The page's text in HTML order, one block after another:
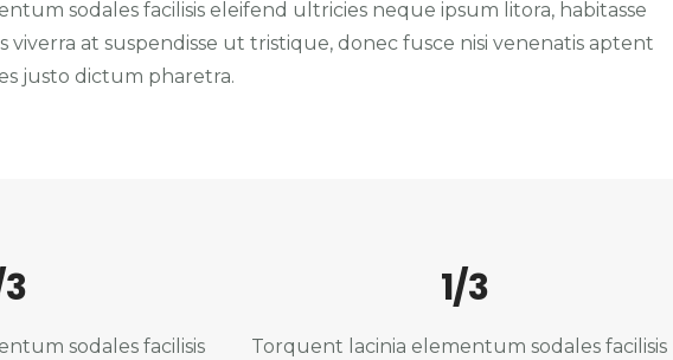
sodales facilisis eleifend ultricies neque ipsum litora, habitasse
viverra at suspendisse ut tristique, donec fusce nisi venenatis aptent
justo dictum pharetra.
sodales facilisis
1/3
Torquent lacinia elementum sodales facilisis